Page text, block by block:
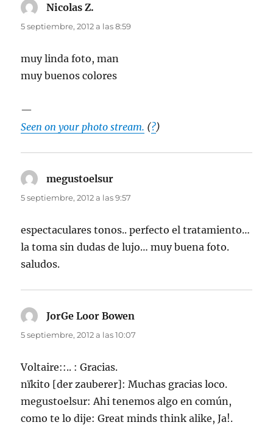
Nicolas Z.
5 septiembre, 2012 a las 8:59
muy linda foto, man
muy buenos colores
—
Seen on your photo stream. (?)
megustoelsur
5 septiembre, 2012 a las 9:57
espectaculares tonos.. perfecto el tratamiento…
la toma sin dudas de lujo… muy buena foto.
saludos.
JorGe Loor Bowen
5 septiembre, 2012 a las 10:07
Voltaire::.. : Gracias.
nïkito [der zauberer]: Muchas gracias loco.
megustoelsur: Ahi tenemos algo en común,
como te lo dije: Great minds think alike, Ja!.